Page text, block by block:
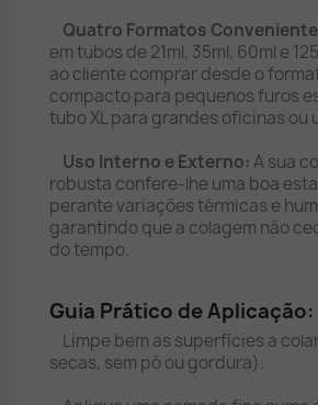
Quatro Formatos
em tubos de 21ml, 35ml, 60ml e
ao cliente comprar desde o
compacto para pequenos furos
tubo XL para grandes oficinas ou
Uso Interno e Externo:A sua
robusta confere-lhe uma boa
perante variações térmicas e
garantindo que a colagem não
do tempo.
Guia Prático de Aplicação:
Limpe bem as superfícies a
secas, sem pó ou gordura).